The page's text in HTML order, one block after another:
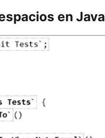
en Java